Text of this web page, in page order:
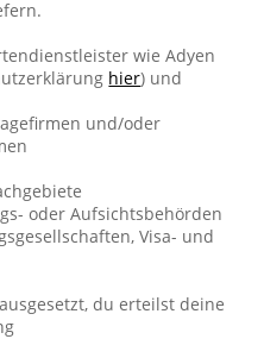
wie Adyen
hier) und
und/oder
oder Aufsichtsbehörden
Visa- und
du erteilst deine